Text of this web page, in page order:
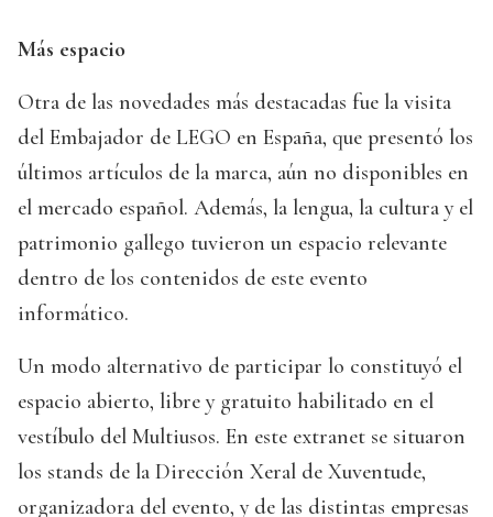
Más espacio
Otra de las novedades más destacadas fue la visita
del Embajador de LEGO en España, que presentó los
últimos artículos de la marca, aún no disponibles en
el mercado español. Además, la lengua, la cultura y el
patrimonio gallego tuvieron un espacio relevante
dentro de los contenidos de este evento
informático.
Un modo alternativo de participar lo constituyó el
espacio abierto, libre y gratuito habilitado en el
vestíbulo del Multiusos. En este extranet se situaron
los stands de la Dirección Xeral de Xuventude,
organizadora del evento, y de las distintas empresas